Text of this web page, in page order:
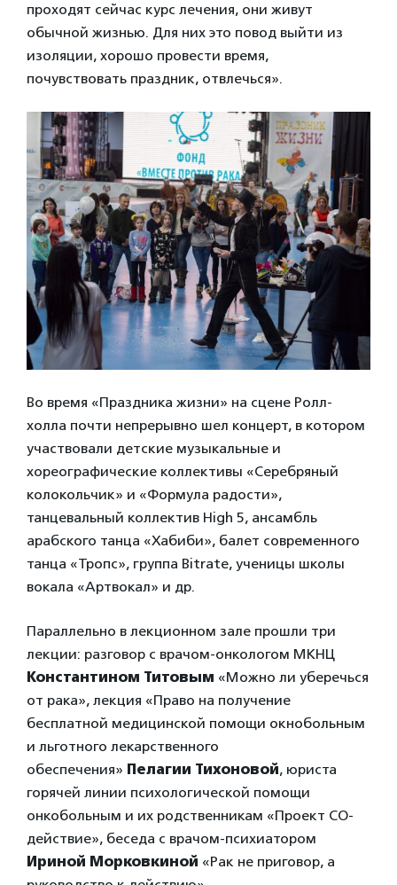
проходят сейчас курс лечения, они живут
обычной жизнью. Для них это повод выйти из
изоляции, хорошо провести время,
почувствовать праздник, отвлечься».
Во время «Праздника жизни» на сцене Ролл-
холла почти непрерывно шел концерт, в котором
участвовали детские музыкальные и
хореографические коллективы «Серебряный
колокольчик» и «Формула радости»,
танцевальный коллектив High 5, ансамбль
арабского танца «Хабиби», балет современного
танца «Тропс», группа Bitrate, ученицы школы
вокала «Артвокал» и др.
Параллельно в лекционном зале прошли три
лекции: разговор с врачом-онкологом МКНЦ
Константином Титовым «Можно ли уберечься
от рака», лекция «Право на получение
бесплатной медицинской помощи окнобольным
и льготного лекарственного
обеспечения» Пелагии Тихоновой, юриста
горячей линии психологической помощи
онкобольным и их родственникам «Проект СО-
действие», беседа с врачом-психиатором
Ириной Морковкиной «Рак не приговор, а